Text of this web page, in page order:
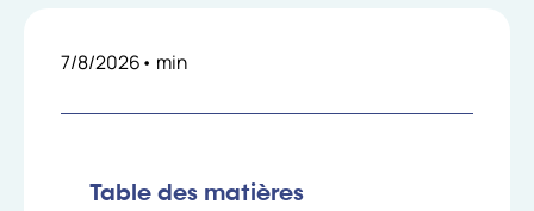
7/8/2026• min
Table des matières